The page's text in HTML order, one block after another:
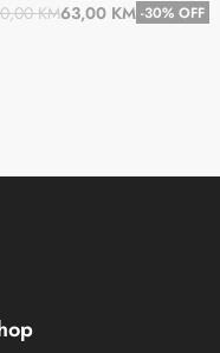
KM63,00 KM -30% OFF